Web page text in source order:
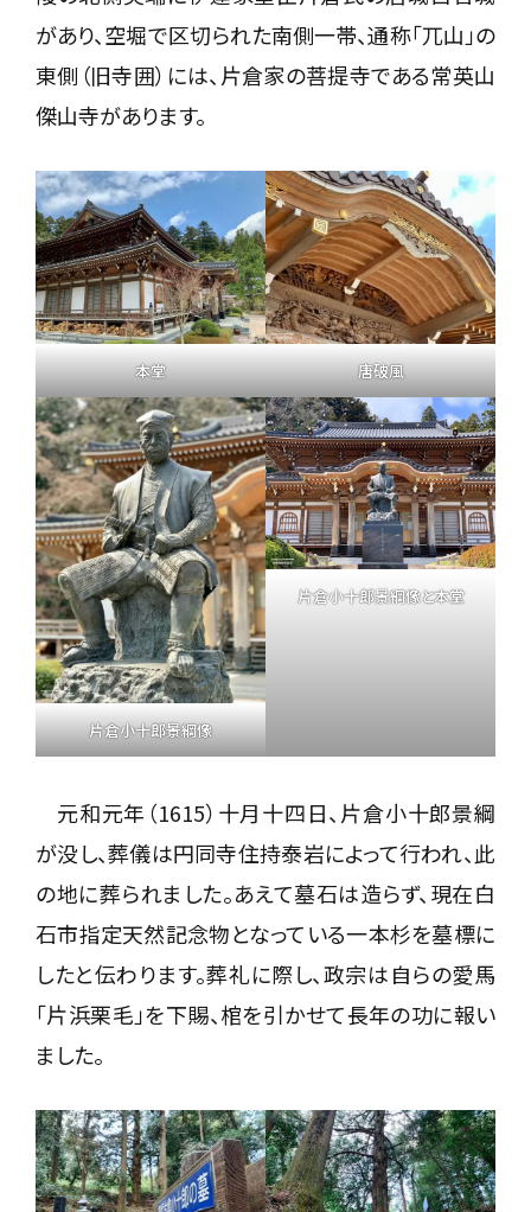
があり、空堀で区切られた南側一帯、通称「兀山」の
東側（旧寺囲）には、片倉家の菩提寺である常英山
傑山寺があります。
本堂 唐破風
片倉小十郎景綱像
片倉小十郎景綱像と本堂
元和元年（1615）十月十四日、片倉小十郎景綱
が没し、葬儀は円同寺住持泰岩によって行われ、此
の地に葬られました。あえて墓石は造らず、現在白
石市指定天然記念物となっている一本杉を墓標に
したと伝わります。葬礼に際し、政宗は自らの愛馬
「片浜栗毛」を下賜、棺を引かせて長年の功に報い
ました。